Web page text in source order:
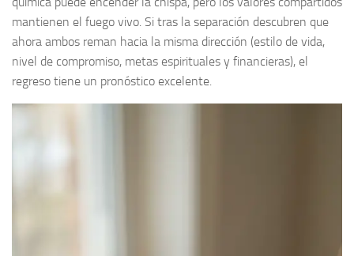
mantienen el fuego vivo. Si tras la separación descubren que
ahora ambos reman hacia la misma dirección (estilo de vida,
nivel de compromiso, metas espirituales y financieras), el
regreso tiene un pronóstico excelente.